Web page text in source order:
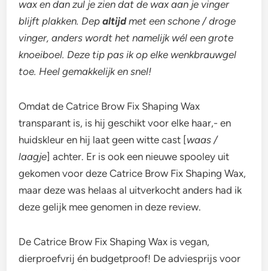
wax en dan zul je zien dat de wax aan je vinger
blijft plakken. Depaltijdmet een schone / droge
vinger, anders wordt het namelijk wél een grote
knoeiboel. Deze tip pas ik op elke wenkbrauwgel
toe. Heel gemakkelijk en snel!
Omdat de Catrice Brow Fix Shaping Wax
transparant is, is hij geschikt voor elke haar,- en
huidskleur en hij laat geen witte cast [waas /
laagje] achter. Er is ook een nieuwe spooley uit
gekomen voor deze Catrice Brow Fix Shaping Wax,
maar deze was helaas al uitverkocht anders had ik
deze gelijk mee genomen in deze review.
De Catrice Brow Fix Shaping Wax is vegan,
dierproefvrij én budgetproof! De adviesprijs voor